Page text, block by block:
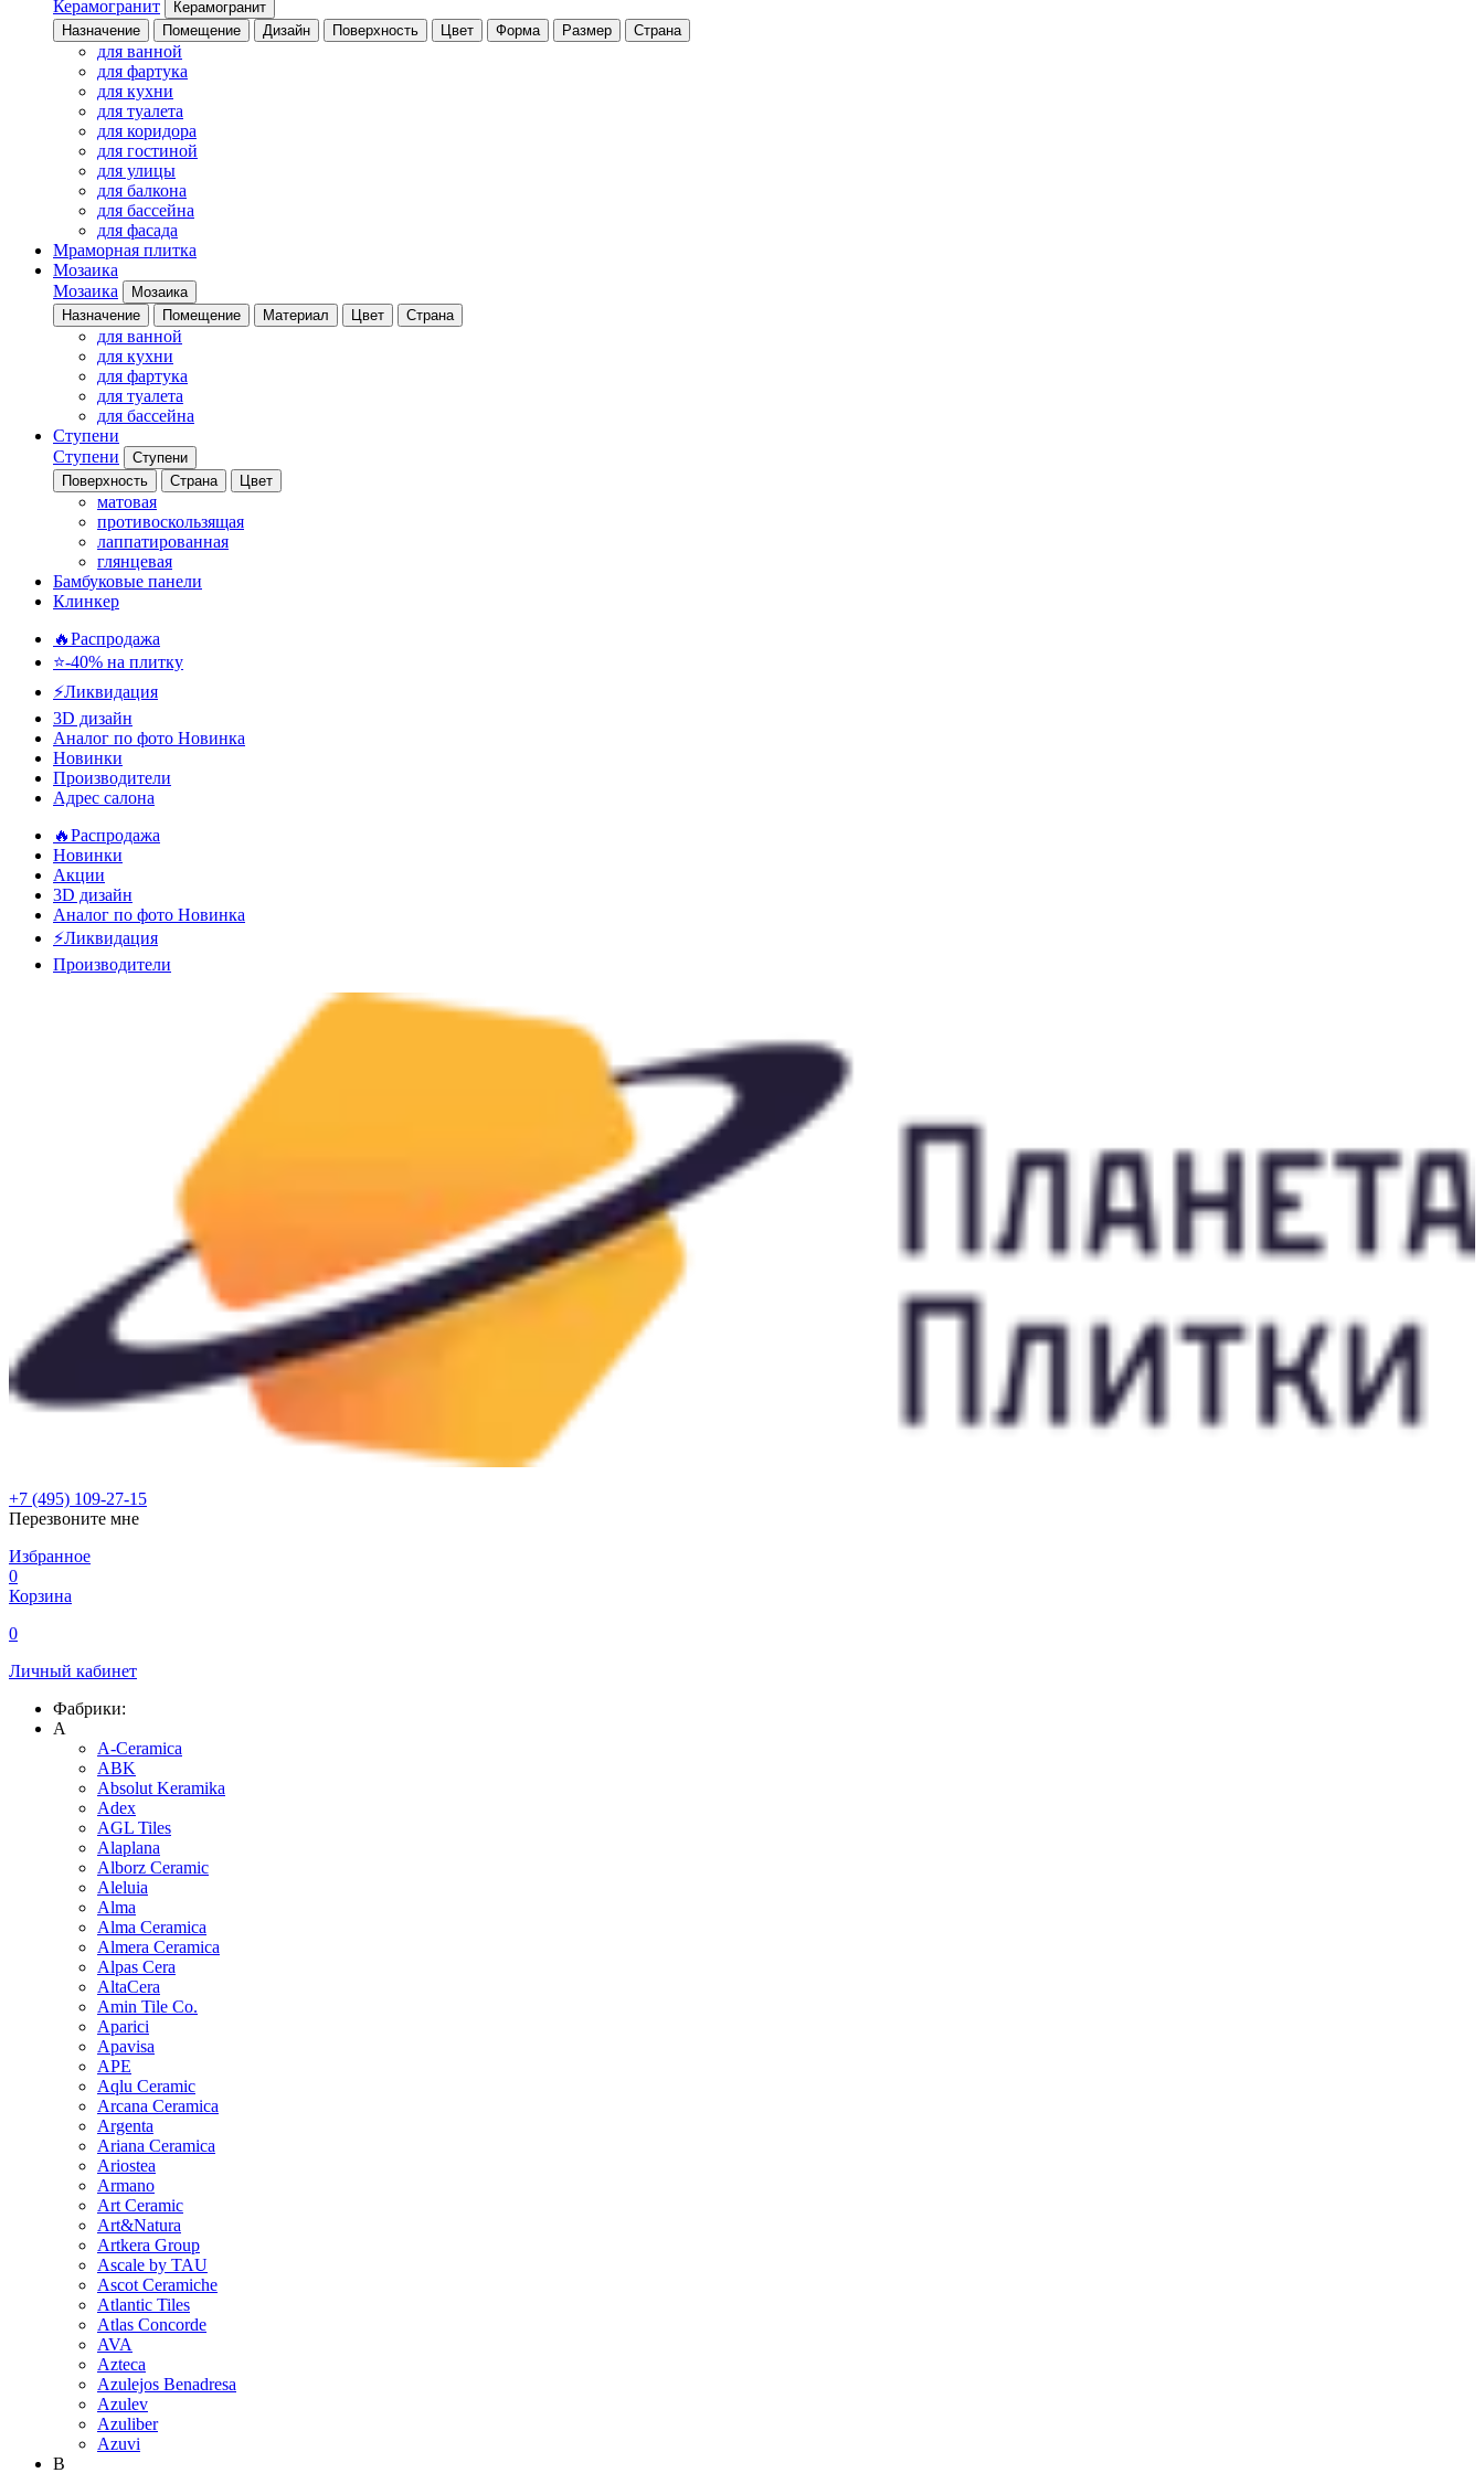
Керамогранит
Керамогранит
Назначение
Помещение Дизайн Поверхность Цвет Форма Размер Страна
для ванной
для фартука
для кухни
для туалета
для коридора
для гостиной
для улицы
для балкона
для бассейна
для фасада
Мраморная плитка
Мозаика
Мозаика
Мозаика
Назначение
Помещение Материал Цвет Страна
для ванной
для кухни
для фартука
для туалета
для бассейна
Ступени
Ступени
Ступени
Поверхность
Страна Цвет
матовая
противоскользящая
лаппатированная
глянцевая
Бамбуковые панели
Клинкер
🔥Распродажа
⭐-40% на плитку
⚡️Ликвидация
3D дизайн
Аналог по фото Новинка
Новинки
Производители
Адрес салона
🔥Распродажа
Новинки
Акции
3D дизайн
Аналог по фото Новинка
⚡Ликвидация
Производители
+7 (495) 109-27-15
Перезвоните мне
Избранное
0
Корзина
0
Личный кабинет
Фабрики:
A
A-Ceramica
ABK
Absolut Keramika
Adex
AGL Tiles
Alaplana
Alborz Ceramic
Aleluia
Alma
Alma Ceramica
Almera Ceramica
Alpas Cera
AltaCera
Amin Tile Co.
Aparici
Apavisa
APE
Aqlu Ceramic
Arcana Ceramica
Argenta
Ariana Ceramica
Ariostea
Armano
Art Ceramic
Art&Natura
Artkera Group
Ascale by TAU
Ascot Ceramiche
Atlantic Tiles
Atlas Concorde
AVA
Azteca
Azulejos Benadresa
Azulev
Azuliber
Azuvi
B